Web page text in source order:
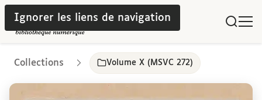
Ignorer les liens de navigation
Collections Volume X (MSVC 272)